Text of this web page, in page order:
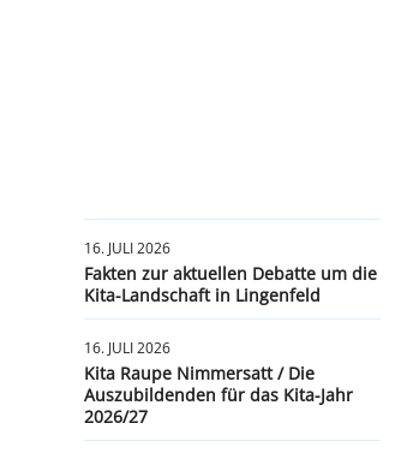
16. JULI 2026
Fakten zur aktuellen Debatte um die
Kita-Landschaft in Lingenfeld
16. JULI 2026
Kita Raupe Nimmersatt / Die
Auszubildenden für das Kita-Jahr
2026/27